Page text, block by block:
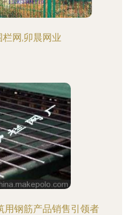
网,卯晨网业
用钢筋产品销售引领者